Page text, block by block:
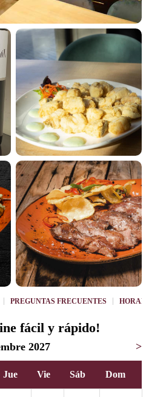
PREGUNTAS FRECUENTES
fácil y rápido!
2027 >
Jue Vie Sáb Dom